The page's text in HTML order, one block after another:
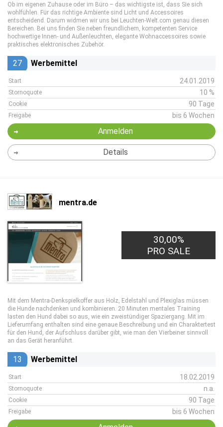
Ob im eigenen Zuhause oder im Büro – das wichtigste ist, dass Sie sich
wohlfühlen. Für das richtige Ambiente sind Licht und Accessoires
entscheidend. Darum widmen wir uns bei Leuchten-Welt.com genau diesen
Bereichen. Bei uns finden Sie neben freundlichem, kompetenten Service
hochwertige Innen- und Außenleuchten, elegante Wohnaccessoires sowie
praktisches elektronisches Zubehör.
27 Werbemittel
Start 24.01.2019
Stornoquote 10 %
Cookie 90 Tage
Freigabe bis 6 Wochen
Anmelden
Details
mentra.de
30,00%
PRO SALE
Mit dem Mentra-Denkspielkoffer aus Holz, Edelstahl und Plexiglas müssen
die Hunde nachdenken und kombinieren. 20 Minuten mentales Training
lasten den Hund dabei so aus, wie ein zweistündiger Spaziergang. Mit im
Lieferumfang enthalten sind eine genaue Beschreibung und ein Charaktertest
für den Hund, der Aufschluss darüber gibt, wie man den Vierbeiner sinnvoll
an das Gerät heranführt.
13 Werbemittel
Start 18.02.2019
Stornoquote n.a.
Cookie 90 Tage
Freigabe bis 6 Wochen